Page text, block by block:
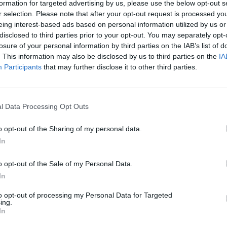
for targeted advertising by us, please use the below opt-out
selection. Please note that after your opt-out request is processed
interest-based ads based on personal information utilized by us
to third parties prior to your opt-out. You may separately
of your personal information by third parties on the IAB’s list of
This information may also be disclosed by us to third parties on the
Participants that may further disclose it to other third parties.
Data Processing Opt Outs
opt-out of the Sharing of my personal data.
opt-out of the Sale of my Personal Data.
opt-out of processing my Personal Data for Targeted
pít z pramene
druhé půle 20.
patří bezpochyby
geologie a
deseti lety
vědy a
především
nebo
roce připravila
z
přírody
kniha
případně na horských
samotách.
Blahušová, Anita: Zahrada žije –
zahradničíme s dětmi
rok vydání: 2018
Jedinečná, zábavná, naučná!